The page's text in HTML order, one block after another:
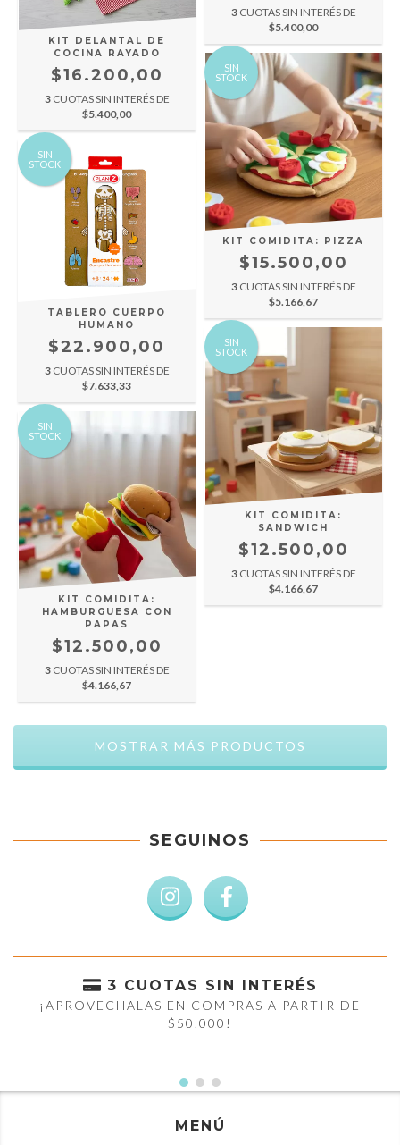
KIT DELANTAL DE
COCINA RAYADO
$16.200,00
3 CUOTAS SIN INTERÉS DE
$5.400,00
3 CUOTAS SIN INTERÉS DE
$5.400,00
SIN
STOCK
TABLERO CUERPO
HUMANO
$22.900,00
3 CUOTAS SIN INTERÉS DE
$7.633,33
SIN
STOCK
KIT COMIDITA: PIZZA
$15.500,00
3 CUOTAS SIN INTERÉS DE
$5.166,67
SIN
STOCK
KIT COMIDITA:
HAMBURGUESA CON
PAPAS
$12.500,00
3 CUOTAS SIN INTERÉS DE
$4.166,67
SIN
STOCK
KIT COMIDITA:
SANDWICH
$12.500,00
3 CUOTAS SIN INTERÉS DE
$4.166,67
MOSTRAR MÁS PRODUCTOS
SEGUINOS
3 CUOTAS SIN INTERÉS
¡APROVECHALAS EN COMPRAS A PARTIR DE
$50.000!
MENÚ